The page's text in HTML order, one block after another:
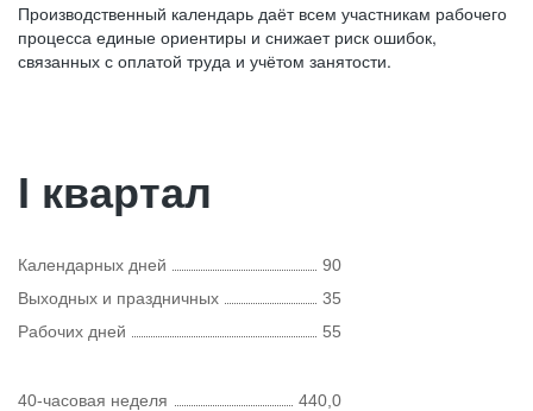
Производственный календарь даёт всем участникам рабочего
процесса единые ориентиры и снижает риск ошибок,
связанных с оплатой труда и учётом занятости.
I квартал
Календарных дней
90
Выходных и праздничных
35
Рабочих дней
55
40-часовая неделя
440,0